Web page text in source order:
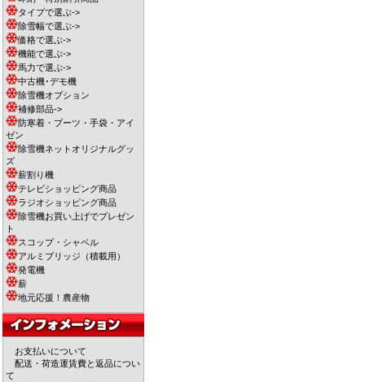
タイプで選ぶ->
除雪幅で選ぶ->
価格で選ぶ->
機能で選ぶ->
馬力で選ぶ->
中古機･デモ機
除雪機オプション
補修部品->
防寒着・ブーツ・手袋・アイ
ゼン
除雪機ネットオリジナルグッ
ズ
薪割り機
テレビショッピング商品
ラジオショッピング商品
除雪機お買い上げでプレゼン
ト
スコップ・シャベル
アルミブリッジ（積載用）
発電機
薪
地元応援！農産物
お支払いについて
配送・荷造運賃費と返品につい
て